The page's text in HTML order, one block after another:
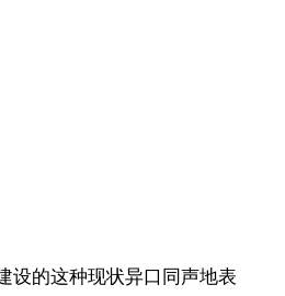
设的这种现状异口同声地表